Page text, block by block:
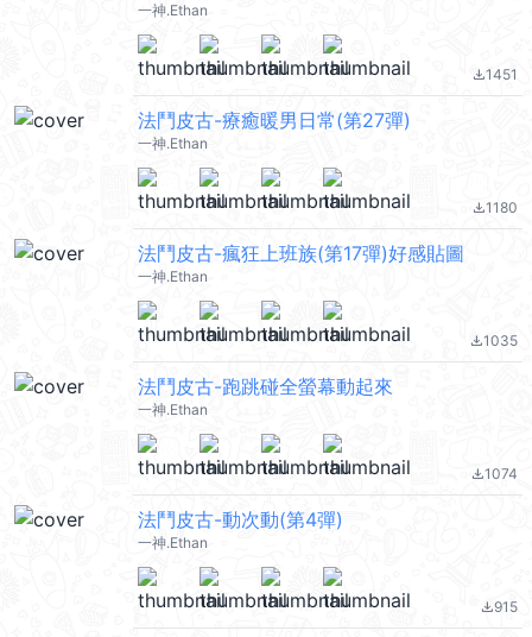
一神.Ethan
file_download1451
法鬥皮古-療癒暖男日常(第27彈)
一神.Ethan
file_download1180
法鬥皮古-瘋狂上班族(第17彈)好感貼圖
一神.Ethan
file_download1035
法鬥皮古-跑跳碰全螢幕動起來
一神.Ethan
file_download1074
法鬥皮古-動次動(第4彈)
一神.Ethan
file_download915